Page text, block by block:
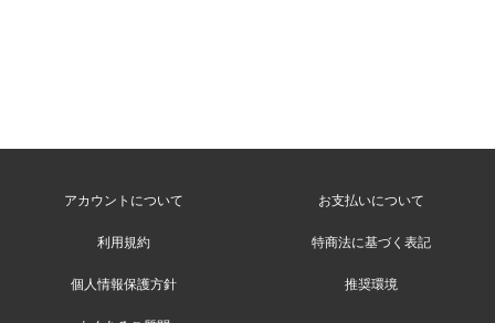
アカウントについて お支払いについて
利用規約 特商法に基づく表記
個人情報保護方針 推奨環境